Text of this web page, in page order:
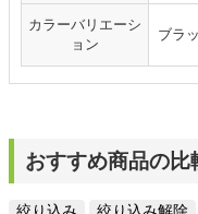
カラーバリエーシ
ョン
ブラ
おすすめ商品の比
絞り込み
絞り込み解除